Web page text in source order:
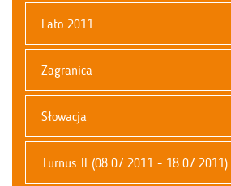
Lato 2011
Zagranica
Słowacja
Turnus II (08.07.2011 - 18.07.2011)